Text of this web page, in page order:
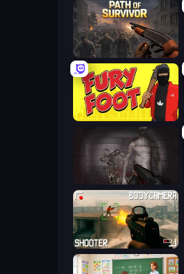
Path of Survivor
Fury Foot
BodyCamera Shooter